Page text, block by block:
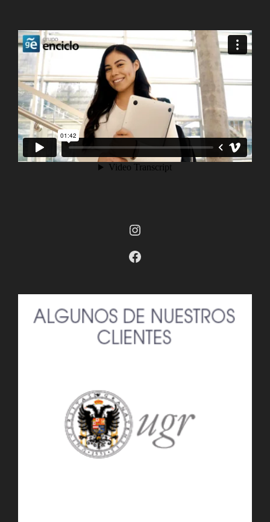
Instagram
Facebook